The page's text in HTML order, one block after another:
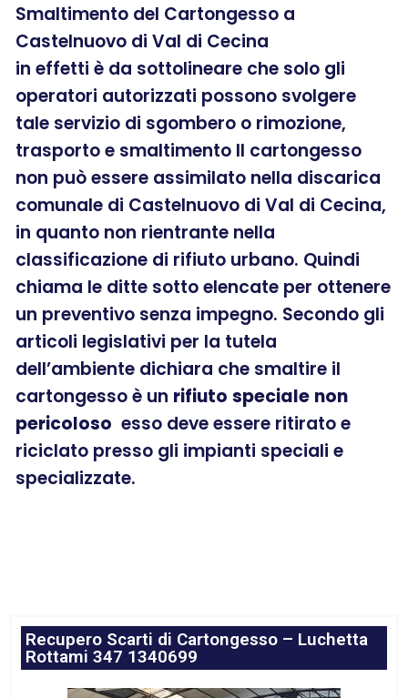
Smaltimento del Cartongesso a
Castelnuovo di Val di Cecina
in effetti è da sottolineare che solo gli
operatori autorizzati possono svolgere
tale servizio di sgombero o rimozione,
trasporto e smaltimento Il cartongesso
non può essere assimilato nella discarica
comunale di Castelnuovo di Val di Cecina,
in quanto non rientrante nella
classificazione di rifiuto urbano. Quindi
chiama le ditte sotto elencate per ottenere
un preventivo senza impegno. Secondo gli
articoli legislativi per la tutela
dell’ambiente dichiara che smaltire il
cartongesso è un rifiuto speciale non
pericoloso esso deve essere ritirato e
riciclato presso gli impianti speciali e
specializzate.
Recupero Scarti di Cartongesso – Luchetta
Rottami 347 1340699